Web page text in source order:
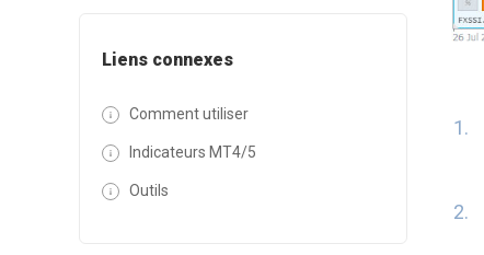
Liens connexes
Comment utiliser
Indicateurs MT4/5
Outils